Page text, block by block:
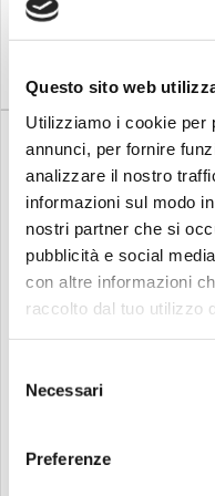
Questo sito web
Utilizziamo i cookie per
annunci, per fornire
analizzare il nostro
informazioni sul modo
nostri partner che si
pubblicità e social
con altre informazioni
raccolto dal tuo utilizzo
delNecessari
Preferenze
Compra
congas...
producono suoni congas